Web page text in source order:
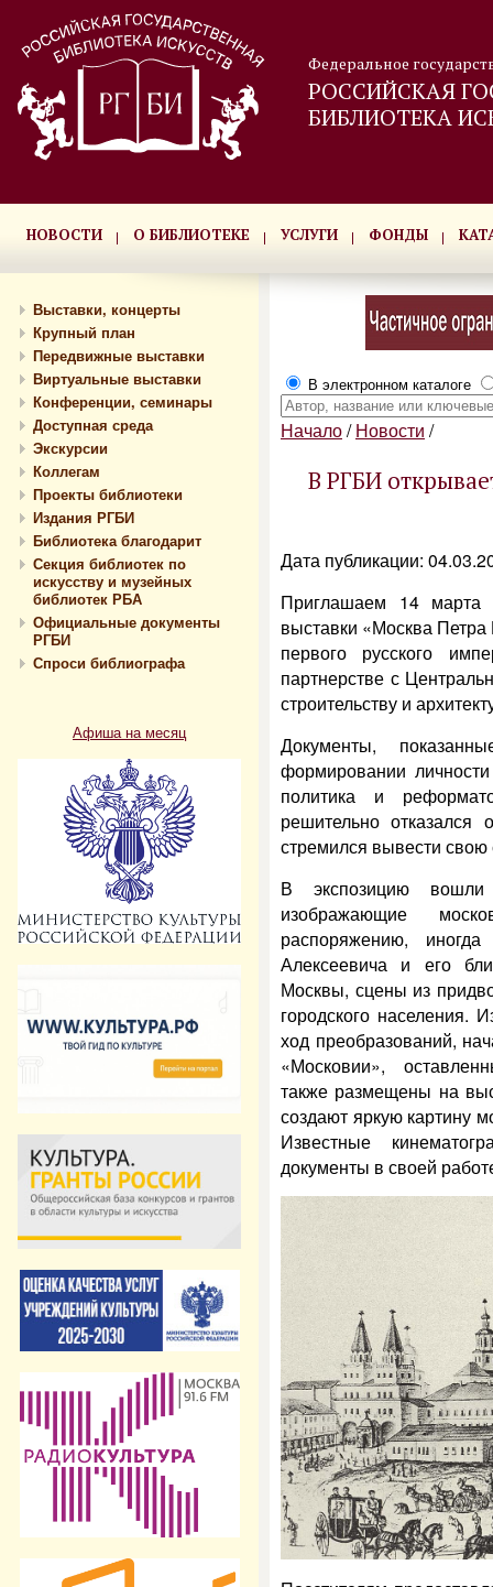
Федеральное
РОССИЙСКАЯ
БИБЛИОТЕКА
НОВОСТИ О БИБЛИОТЕКЕ УСЛУГИ ФОНДЫ
Выставки, концерты
Крупный план
Передвижные выставки
Виртуальные выставки
Конференции, семинары
Доступная среда
Экскурсии
Коллегам
Проекты библиотеки
Издания РГБИ
Библиотека благодарит
Секция библиотек по
искусству и музейных
библиотек РБА
Официальные документы
РГБИ
Спроси библиографа
Афиша на месяц
В электронном каталоге
Начало/ Новости /
В РГБИ
Дата публикации:
Приглашаем 14 марта
выставки «Москва Петра
первого русского
партнерстве с
строительству и
Документы,
формировании
политика и
решительно отказался
стремился вывести
В экспозицию вошли
изображающие
распоряжению,
Алексеевича и его
Москвы, сцены из
городского населения.
ход преобразований,
«Московии»,
также размещены на
создают яркую картину
Известные
документы в своей